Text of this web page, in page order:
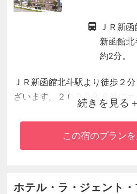
ＪＲ新
新函館
約2分。
ＪＲ新函館北斗駅より徒歩２
ざいます。２０２０年６月に
た。周辺はのどかで静か、清潔
りお過しください。
続きを見る
この宿のプラン
ホテル・ラ・ジェント